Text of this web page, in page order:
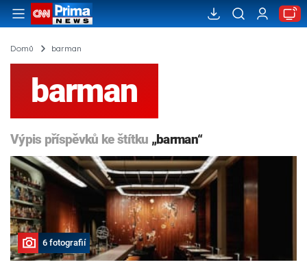
Domů barman
barman
Výpis příspěvků ke štítku „barman“
6 fotografií